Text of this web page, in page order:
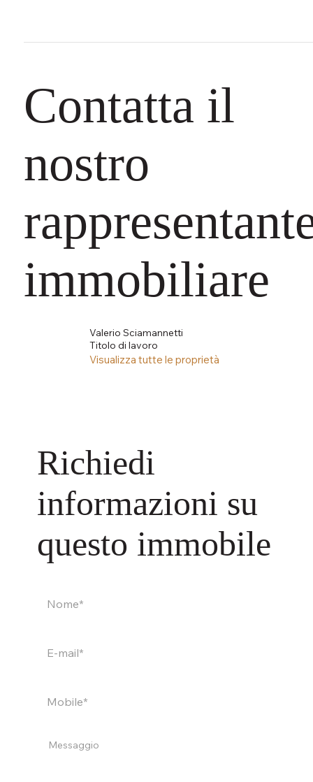
Contatta il
nostro
immobiliare
Valerio Sciamannetti
Titolo di lavoro
Visualizza tutte le proprietà
Richiedi
informazioni su
questo immobile